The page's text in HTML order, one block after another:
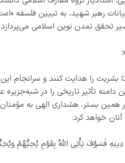
رهبر شهید، به تبیین فلسفه
تحقق تمدن نوین اسلامی
کرد تا بشریت را هدایت کنند و
دامنه تأثیر تاریخی را در
در همین بستر، هشداری الهی به
خواهد کرد:
فَسَوْفَ يَأْتِي اللَّهُ بِقَوْمٍ يُحِبُّهُمْ